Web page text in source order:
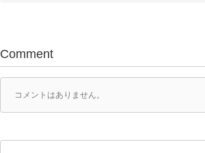
Comment
コメントはありません。